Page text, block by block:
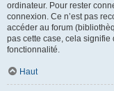
ordinateur. Pour rester
connexion. Ce n’est pas
accéder au forum
pas cette case, cela signifie
fonctionnalité.
Haut